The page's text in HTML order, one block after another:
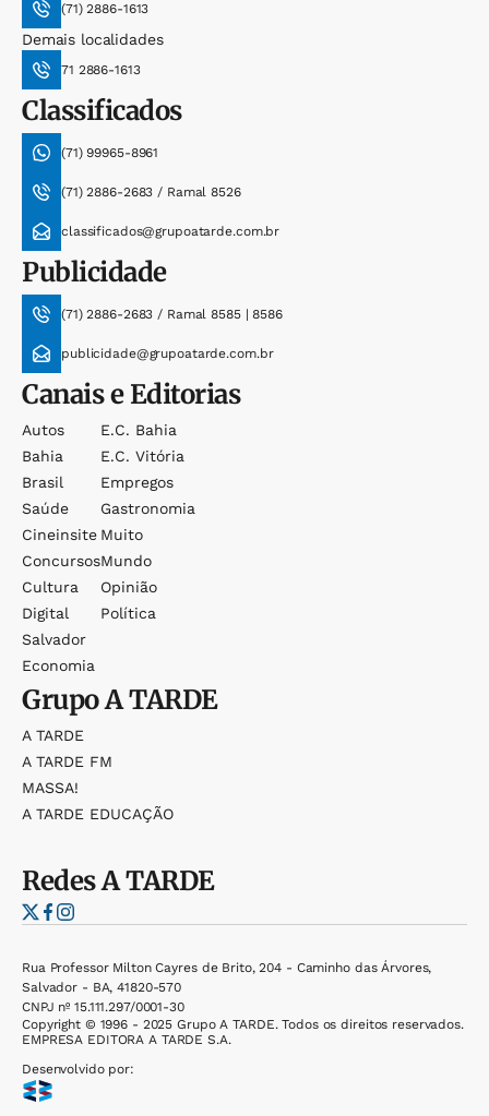
(71) 2886-1613
Demais localidades
71 2886-1613
Classificados
(71) 99965-8961
(71) 2886-2683 / Ramal 8526
classificados@grupoatarde.com.br
Publicidade
(71) 2886-2683 / Ramal 8585 | 8586
publicidade@grupoatarde.com.br
Canais e Editorias
Autos
Bahia
Brasil
Saúde
Cineinsite
Concursos
Cultura
Digital
Salvador
Economia
E.c. Bahia
E.c. Vitória
Empregos
Gastronomia
Muito
Mundo
Opinião
Política
GrupoA TARDE
A TARDE
A TARDE FM
MASSA!
A TARDE EDUCAÇÃO
RedesA TARDE
Rua Professor Milton Cayres de Brito, 204 - Caminho das Árvores,
Salvador - BA, 41820-570
CNPJ nº 15.111.297/0001-30
Copyright © 1996 - 2025 Grupo A TARDE. Todos os direitos reservados.
EMPRESA EDITORA A TARDE S.A.
Desenvolvido por: